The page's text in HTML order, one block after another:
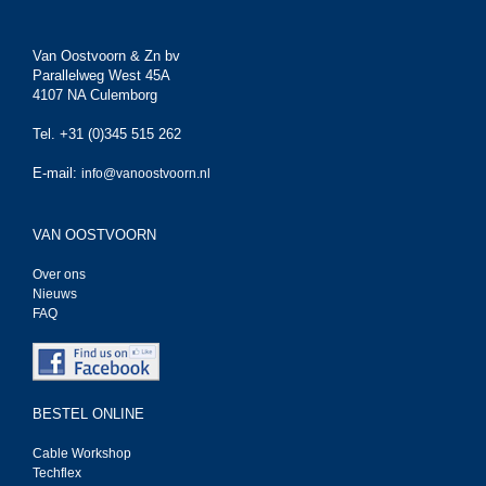
Van Oostvoorn & Zn bv
Parallelweg West 45A
4107 NA Culemborg
Tel. +31 (0)345 515 262
E-mail: info@vanoostvoorn.nl
VAN OOSTVOORN
Over ons
Nieuws
FAQ
BESTEL ONLINE
Cable Workshop
Techflex